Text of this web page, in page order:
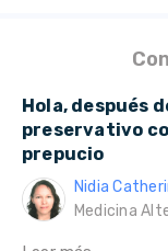
Hola, después
preservativo
prepucio
Nidia
Medicina